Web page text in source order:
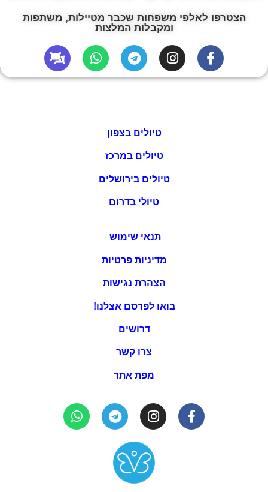
הצטרפו לאלפי משפחות שכבר מטיילות, משתפות
ומקבלות המלצות
טיולים בצפון
טיולים במרכז
טיולים בירושלים
טיולי בדרום
תנאי שימוש
מדיניות פרטיות
הצהרת נגישות
בואו לפרסם אצלנו!
דרושים
צרו קשר
מפת אתר